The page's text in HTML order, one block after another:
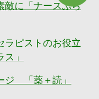
敵に「ナースぷら
ラピストのお役立
」
ジ 「薬＋読」